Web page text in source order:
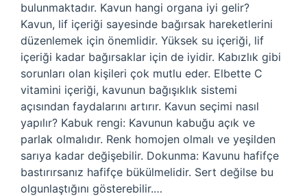
bulunmaktadır. Kavun hangi organa iyi gelir?
Kavun, lif içeriği sayesinde bağırsak hareketlerini
düzenlemek için önemlidir. Yüksek su içeriği, lif
içeriği kadar bağırsaklar için de iyidir. Kabızlık gibi
sorunları olan kişileri çok mutlu eder. Elbette C
vitamini içeriği, kavunun bağışıklık sistemi
açısından faydalarını artırır. Kavun seçimi nasıl
yapılır? Kabuk rengi: Kavunun kabuğu açık ve
parlak olmalıdır. Renk homojen olmalı ve yeşilden
sarıya kadar değişebilir. Dokunma: Kavunu hafifçe
bastırırsanız hafifçe bükülmelidir. Sert değilse bu
olgunlaştığını gösterebilir.…